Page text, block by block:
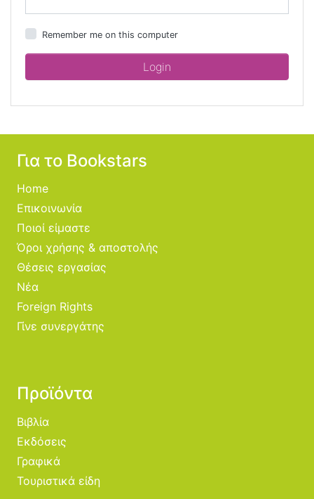
Remember me on this computer
Για το Bookstars
Home
Επικοινωνία
Ποιοί είμαστε
Όροι χρήσης & αποστολής
Θέσεις εργασίας
Νέα
Foreign Rights
Γίνε συνεργάτης
Προϊόντα
Βιβλία
Εκδόσεις
Γραφικά
Τουριστικά είδη